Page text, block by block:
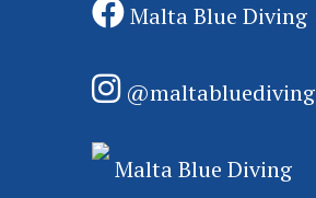
Malta Blue Diving
@maltabluediving
Malta Blue Diving